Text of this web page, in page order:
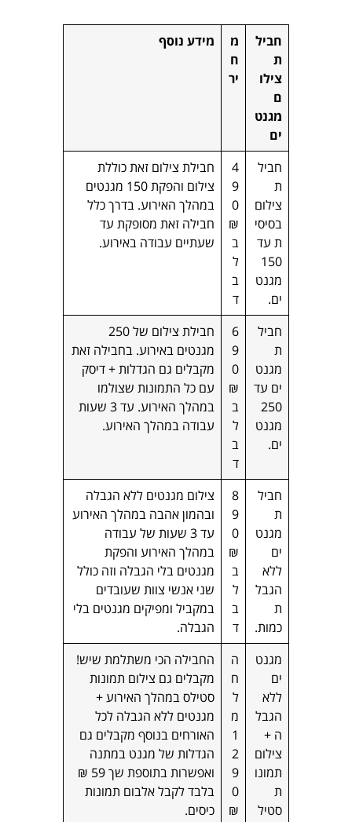
חביל
ת
צילו
ם
מגנט
ים
מ
ח
יר
מידע נוסף
חביל
ת
צילום
בסיסי
ת עד
150
מגנט
ים.
4
9
0
₪
ב
ל
ב
ד
חבילת צילום זאת כוללת
צילום והפקת 150 מגנטים
במהלך האירוע. בדרך כלל
חבילה זאת מסופקת עד
שעתיים עבודה באירוע.
חביל
ת
מגנט
ים עד
250
מגנט
ים.
6
9
0
₪
ב
ל
ב
ד
חבילת צילום של 250
מגנטים באירוע. בחבילה זאת
מקבלים גם הגדלות + דיסק
עם כל התמונות שצולמו
במהלך האירוע. עד 3 שעות
עבודה במהלך האירוע.
חביל
ת
מגנט
ים
ללא
הגבל
ת
כמות.
8
9
0
₪
ב
ל
ב
ד
צילום מגנטים ללא הגבלה
ובהמון אהבה במהלך האירוע
עד 3 שעות של עבודה
במהלך האירוע והפקת
מגנטים בלי הגבלה וזה כולל
שני אנשי צוות שעובדים
במקביל ומפיקים מגנטים בלי
הגבלה.
מגנט
ים
ללא
הגבל
ה +
צילום
תמונו
ת
סטיל
ה
ח
ל
מ
1
2
9
0
₪
החבילה הכי משתלמת שיש!
מקבלים גם צילום תמונות
סטילס במהלך האירוע +
מגנטים ללא הגבלה לכל
האורחים בנוסף מקבלים גם
הגדלות של מגנט במתנה
ואפשרות בתוספת שך 59 ₪
בלבד לקבל אלבום תמונות
כיסים.